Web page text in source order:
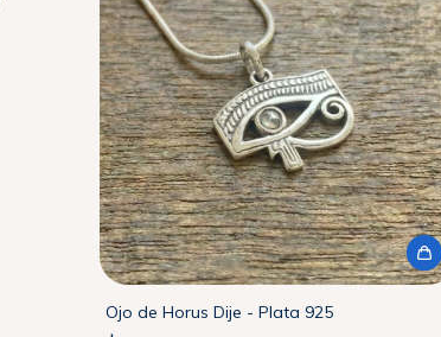
Ojo de Horus Dije - Plata 925